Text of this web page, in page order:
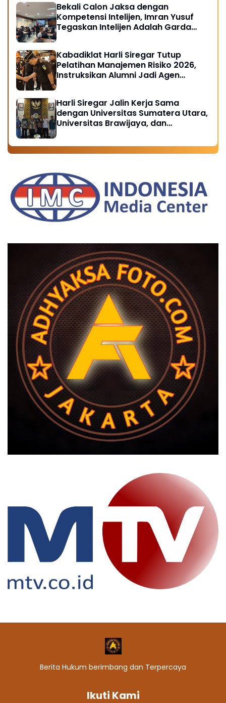
Bekali Calon Jaksa dengan
Kompetensi Intelijen, Imran Yusuf
Tegaskan Intelijen Adalah Garda
Kabadiklat Harli Siregar Tutup
Pelatihan Manajemen Risiko 2026,
Instruksikan Alumni Jadi Agen
Harli Siregar Jalin Kerja Sama
dengan Universitas Sumatera Utara,
Universitas Brawijaya, dan
Peluang Pegawai Kejaksaan RI
Tempuh Pendidikan Doktor (S3)
Berita Hukum berimbang dan Terpercaya
Ikuti Kami